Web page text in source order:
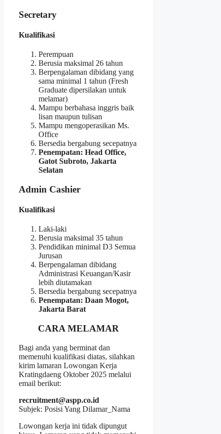
Secretary
Kualifikasi
Perempuan
Berusia maksimal 26 tahun
Berpengalaman dibidang yang
sama minimal 1 tahun (Fresh
Graduate dipersilakan untuk
melamar)
Mampu berbahasa inggris baik
lisan maupun tulisan
Mampu mengoperasikan Ms.
Office
Bersedia bergabung secepatnya
Penempatan: Head Office,
Gatot Subroto, Jakarta
Selatan
Admin Cashier
Kualifikasi
Laki-laki
Berusia maksimal 35 tahun
Pendidikan minimal D3 Semua
Jurusan
Berpengalaman dibidang
Administrasi Keuangan/Kasir
lebih diutamakan
Bersedia bergabung secepatnya
Penempatan: Daan Mogot,
Jakarta Barat
CARA MELAMAR
Bagi anda yang berminat dan
memenuhi kualifikasi diatas, silahkan
kirim lamaran Lowongan Kerja
Kratingdaeng Oktober 2025 melalui
email berikut:
recruitment@aspp.co.id
Subjek: Posisi Yang Dilamar_Nama
Lowongan kerja ini tidak dipungut